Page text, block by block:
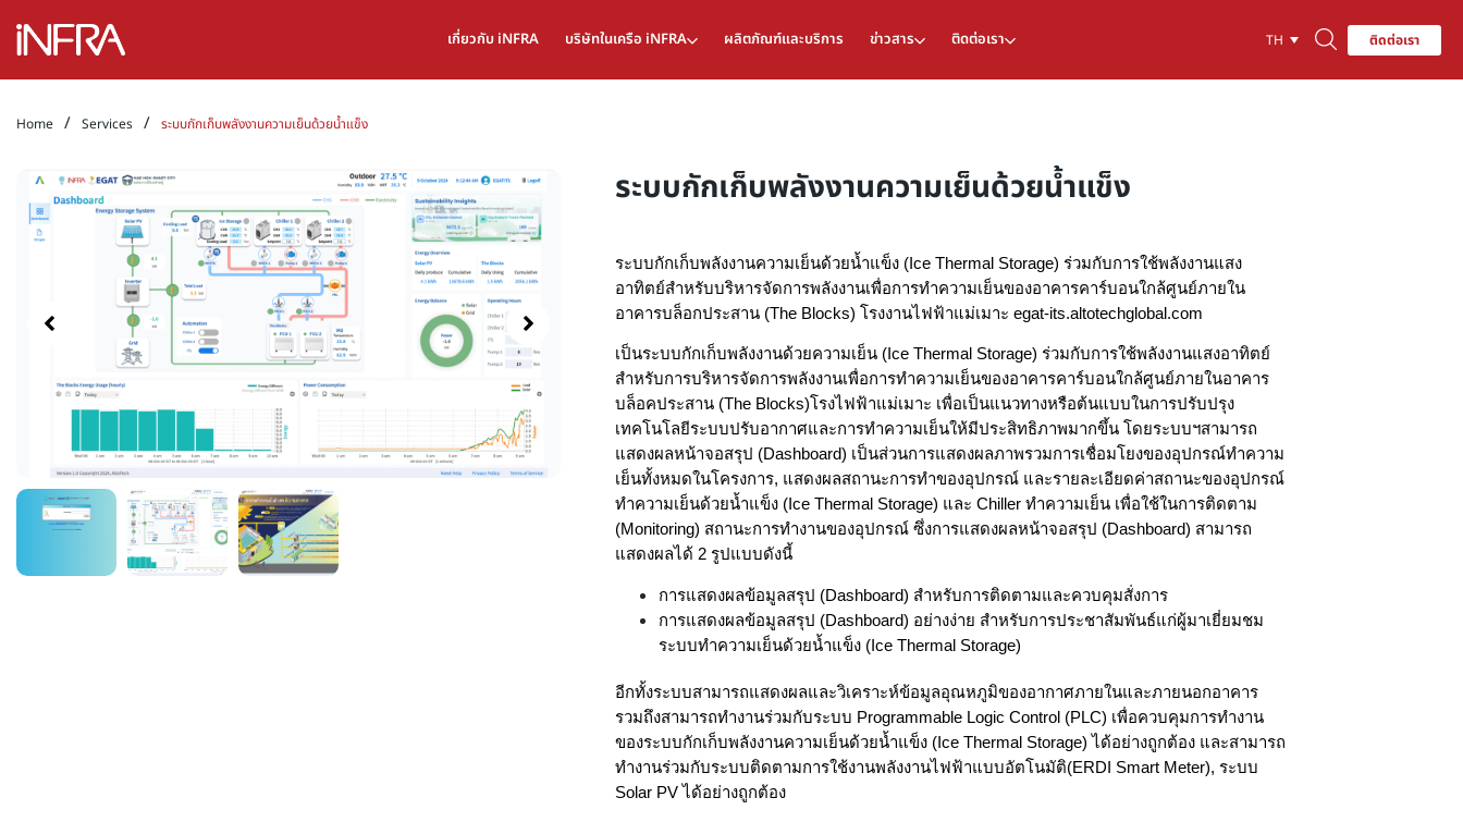
เกี่ยวกับ iNFRA บริษัทในเครือ iNFRA ผลิตภัณฑ์และบริการ ข่าวสาร ติดต่อเรา TH ติดต่อเรา
Home / Services / ระบบกักเก็บพลังงานความเย็นด้วยน้ำแข็ง
ระบบกักเก็บพลังงานความเย็นด้วยน้ำแข็ง
ระบบกักเก็บพลังงานความเย็นด้วยน้ำแข็ง (Ice Thermal Storage) ร่วมกับการใช้พลังงานแสง
อาทิตย์สำหรับบริหารจัดการพลังงานเพื่อการทำความเย็นของอาคารคาร์บอนใกล้ศูนย์ภายใน
อาคารบล็อกประสาน (The Blocks) โรงงานไฟฟ้าแม่เมาะ egat-its.altotechglobal.com
เป็นระบบกักเก็บพลังงานด้วยความเย็น (Ice Thermal Storage) ร่วมกับการใช้พลังงานแสงอาทิตย์
สำหรับการบริหารจัดการพลังงานเพื่อการทำความเย็นของอาคารคาร์บอนใกล้ศูนย์ภายในอาคาร
บล็อคประสาน (The Blocks)โรงไฟฟ้าแม่เมาะ เพื่อเป็นแนวทางหรือต้นแบบในการปรับปรุง
เทคโนโลยีระบบปรับอากาศและการทำความเย็นให้มีประสิทธิภาพมากขึ้น โดยระบบฯสามารถ
แสดงผลหน้าจอสรุป (Dashboard) เป็นส่วนการแสดงผลภาพรวมการเชื่อมโยงของอุปกรณ์ทำความ
เย็นทั้งหมดในโครงการ, แสดงผลสถานะการทำของอุปกรณ์ และรายละเอียดค่าสถานะของอุปกรณ์
ทำความเย็นด้วยน้ำแข็ง (Ice Thermal Storage) และ Chiller ทำความเย็น เพื่อใช้ในการติดตาม
(Monitoring) สถานะการทำงานของอุปกรณ์ ซึ่งการแสดงผลหน้าจอสรุป (Dashboard) สามารถ
แสดงผลได้ 2 รูปแบบดังนี้
การแสดงผลข้อมูลสรุป (Dashboard) สำหรับการติดตามและควบคุมสั่งการ
การแสดงผลข้อมูลสรุป (Dashboard) อย่างง่าย สำหรับการประชาสัมพันธ์แก่ผู้มาเยี่ยมชม
ระบบทำความเย็นด้วยน้ำแข็ง (Ice Thermal Storage)
อีกทั้งระบบสามารถแสดงผลและวิเคราะห์ข้อมูลอุณหภูมิของอากาศภายในและภายนอกอาคาร
รวมถึงสามารถทำงานร่วมกับระบบ Programmable Logic Control (PLC) เพื่อควบคุมการทำงาน
ของระบบกักเก็บพลังงานความเย็นด้วยน้ำแข็ง (Ice Thermal Storage) ได้อย่างถูกต้อง และสามารถ
ทำงานร่วมกับระบบติดตามการใช้งานพลังงานไฟฟ้าแบบอัตโนมัติ(ERDI Smart Meter), ระบบ
Solar PV ได้อย่างถูกต้อง